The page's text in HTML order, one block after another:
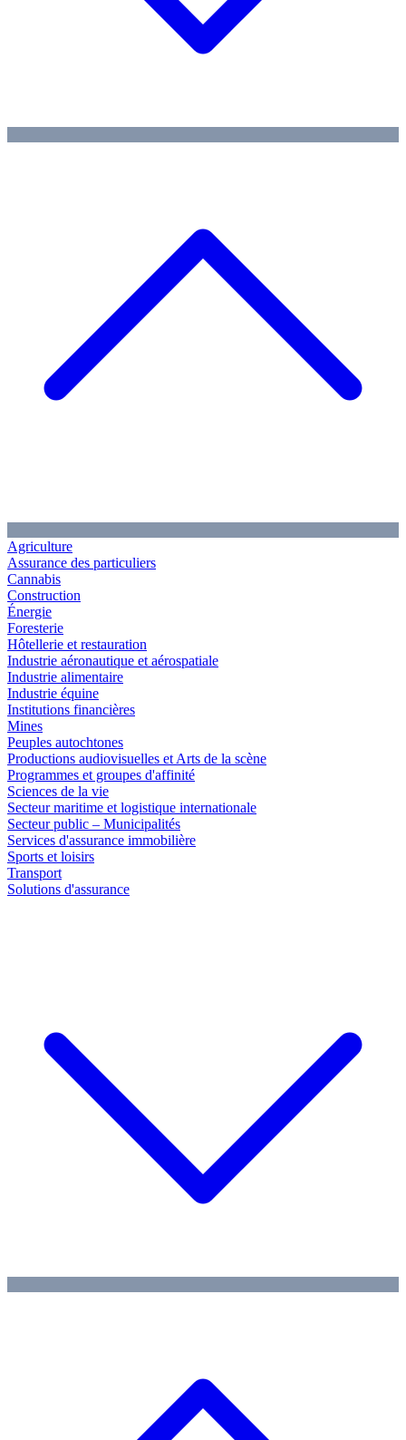
Agriculture
Assurance des particuliers
Cannabis
Construction
Énergie
Foresterie
Hôtellerie et restauration
Industrie aéronautique et aérospatiale
Industrie alimentaire
Industrie équine
Institutions financières
Mines
Peuples autochtones
Productions audiovisuelles et Arts de la scène
Programmes et groupes d'affinité
Sciences de la vie
Secteur maritime et logistique internationale
Secteur public – Municipalités
Services d'assurance immobilière
Sports et loisirs
Transport
Solutions d'assurance